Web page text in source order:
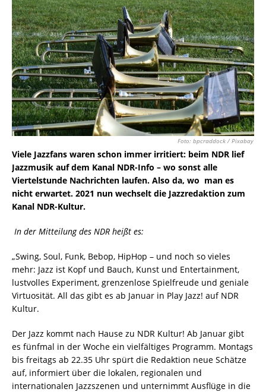
Foto: bpcraddock / Pixabay
Viele Jazzfans waren schon immer irritiert: beim NDR lief
Jazzmusik auf dem Kanal NDR-Info – wo sonst alle
Viertelstunde Nachrichten laufen. Also da, wo man es
nicht erwartet. 2021 nun wechselt die Jazzredaktion zum
Kanal NDR-Kultur.
In der Mitteilung des NDR heißt es:
„Swing, Soul, Funk, Bebop, HipHop – und noch so vieles
mehr: Jazz ist Kopf und Bauch, Kunst und Entertainment,
lustvolles Experiment, grenzenlose Spielfreude und geniale
Virtuosität. All das gibt es ab Januar in Play Jazz! auf NDR
Kultur.
Der Jazz kommt nach Hause zu NDR Kultur! Ab Januar gibt
es fünfmal in der Woche ein vielfältiges Programm. Montags
bis freitags ab 22.35 Uhr spürt die Redaktion neue Schätze
auf, informiert über die lokalen, regionalen und
internationalen Jazzszenen und unternimmt Ausflüge in die